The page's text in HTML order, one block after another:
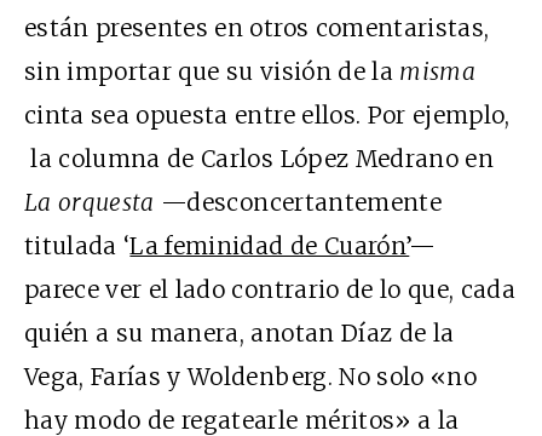
están presentes en otros comentaristas,
sin importar que su visión de la misma
cinta sea opuesta entre ellos. Por ejemplo,
la columna de Carlos López Medrano en
La orquesta —desconcertantemente
titulada ‘La feminidad de Cuarón’—
parece ver el lado contrario de lo que, cada
quién a su manera, anotan Díaz de la
Vega, Farías y Woldenberg. No solo «no
hay modo de regatearle méritos» a la